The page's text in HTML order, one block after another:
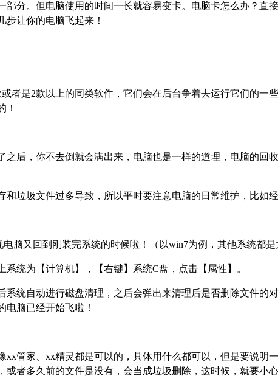
部分。但电脑使用的时间一长就容易变卡。电脑卡怎么办？
让你的电脑飞起来！
者是2款以上的同类软件，它们会在后台争着去运行它们的
！
之后，你不去倒就会满出来，电脑也是一样的道理，电脑的
垃圾文件过多导致，所以平时要注意电脑的日常维护，比如经
脑又回到刚装完系统的时候啦！（以win7为例，其他系统都是
统为【计算机】，【右键】系统C盘，点击【属性】。
系统自动进行磁盘清理，之后会弹出来清理后是否删除文件
电脑已经开始飞啦！
xx管家、xx精灵都是可以的，具体用什么都可以，但是要说
者多久前的文件是没有，会当成垃圾删除，这时候，就要小